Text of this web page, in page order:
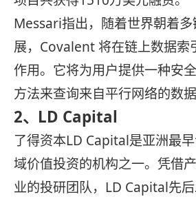
Messari指出，随着世界朝着
展，Covalent 将在链上数据索
作用。它将为用户提供一种安
方法来查询来自平行网络的数据
2、 LD Capital
了得资本LD Capital是亚洲最
域价值投资的机构之一。凭借
业的投研团队，LD Capital先